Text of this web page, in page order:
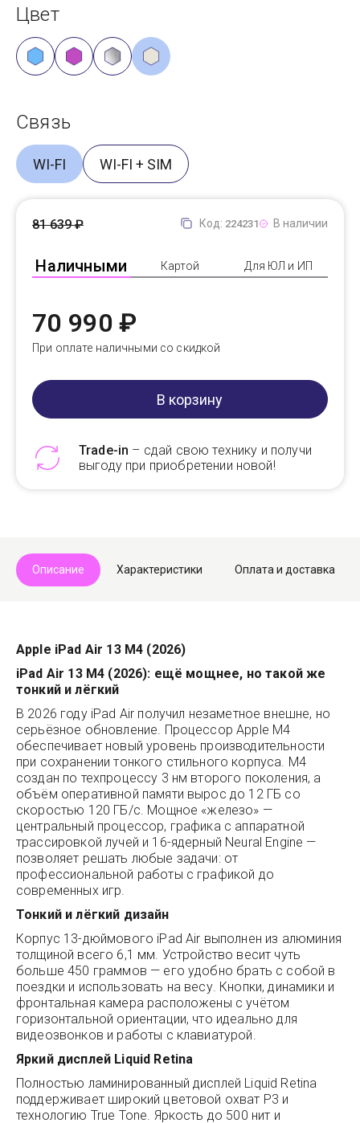
Цвет
Связь
WI-FI WI-FI + SIM
Код: 224231 В наличии
Наличными Картой Для ЮЛ и ИП
81 639 ₽
70 990 ₽
При оплате наличными со скидкой
В корзину
Trade-in – сдай свою технику и получи
выгоду при приобретении новой!
Описание Характеристики Оплата и доставка
Apple iPad Air 13 M4 (2026)
iPad Air 13 M4 (2026): ещё мощнее, но такой же
тонкий и лёгкий
В 2026 году iPad Air получил незаметное внешне, но
серьёзное обновление. Процессор Apple M4
обеспечивает новый уровень производительности
при сохранении тонкого стильного корпуса. M4
создан по техпроцессу 3 нм второго поколения, а
объём оперативной памяти вырос до 12 ГБ со
скоростью 120 ГБ/с. Мощное «железо» —
центральный процессор, графика с аппаратной
трассировкой лучей и 16-ядерный Neural Engine —
позволяет решать любые задачи: от
профессиональной работы с графикой до
современных игр.
Тонкий и лёгкий дизайн
Корпус 13-дюймового iPad Air выполнен из алюминия
толщиной всего 6,1 мм. Устройство весит чуть
больше 450 граммов — его удобно брать с собой в
поездки и использовать на весу. Кнопки, динамики и
фронтальная камера расположены с учётом
горизонтальной ориентации, что идеально для
видеозвонков и работы с клавиатурой.
Яркий дисплей Liquid Retina
Полностью ламинированный дисплей Liquid Retina
поддерживает широкий цветовой охват P3 и
технологию True Tone. Яркость до 500 нит и